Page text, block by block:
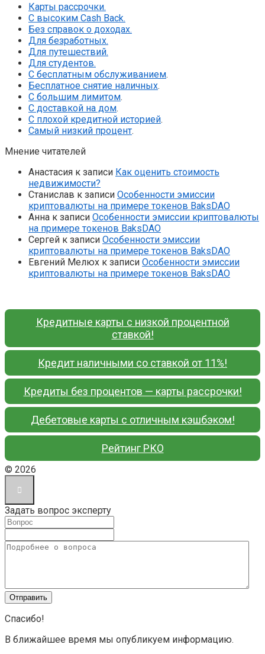
Карты рассрочки.
С высоким Cash Back.
Без справок о доходах.
Для безработных.
Для путешествий.
Для студентов.
С бесплатным обслуживанием.
Бесплатное снятие наличных.
С большим лимитом.
С доставкой на дом.
С плохой кредитной историей.
Самый низкий процент.
Мнение читателей
Анастасия к записи Как оценить стоимость
недвижимости?
Станислав к записи Особенности эмиссии
криптовалюты на примере токенов BaksDAO
Анна к записи Особенности эмиссии криптовалюты
на примере токенов BaksDAO
Сергей к записи Особенности эмиссии
криптовалюты на примере токенов BaksDAO
Евгений Мелюх к записи Особенности эмиссии
криптовалюты на примере токенов BaksDAO
Кредитные карты с низкой процентной
ставкой!
Кредит наличными со ставкой от 11%!
Кредиты без процентов — карты рассрочки!
Дебетовые карты с отличным кэшбэком!
Рейтинг РКО
© 2026
Задать вопрос эксперту
Спасибо!
В ближайшее время мы опубликуем информацию.